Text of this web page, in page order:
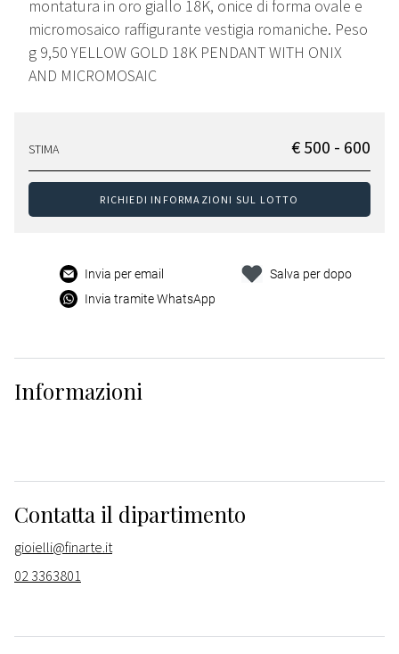
montatura in oro giallo 18K, onice di forma ovale e
micromosaico raffigurante vestigia romaniche. Peso
g 9,50 YELLOW GOLD 18K PENDANT WITH ONIX
AND MICROMOSAIC
STIMA € 500 - 600
RICHIEDI INFORMAZIONI SUL LOTTO
Invia per email
Invia tramite WhatsApp
Salva per dopo
Informazioni
Contatta il dipartimento
gioielli@finarte.it
02 3363801